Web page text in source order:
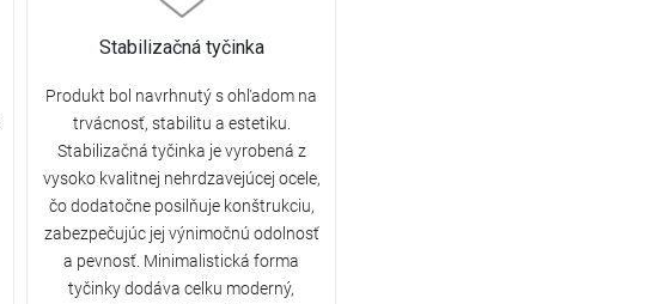
Stabilizačná tyčinka
Produkt bol navrhnutý s ohľadom na
trvácnosť, stabilitu a estetiku.
Stabilizačná tyčinka je vyrobená z
vysoko kvalitnej nehrdzavejúcej ocele,
čo dodatočne posilňuje konštrukciu,
zabezpečujúc jej výnimočnú odolnosť
a pevnosť. Minimalistická forma
tyčinky dodáva celku moderný,